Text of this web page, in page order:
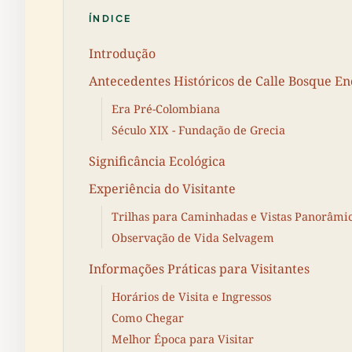
ÍNDICE
Introdução
Antecedentes Históricos de Calle Bosque
Era Pré-Colombiana
Século XIX - Fundação de Grecia
Significância Ecológica
Experiência do Visitante
Trilhas para Caminhadas e Vistas
Observação de Vida Selvagem
Informações Práticas para Visitantes
Horários de Visita e Ingressos
Como Chegar
Melhor Época para Visitar